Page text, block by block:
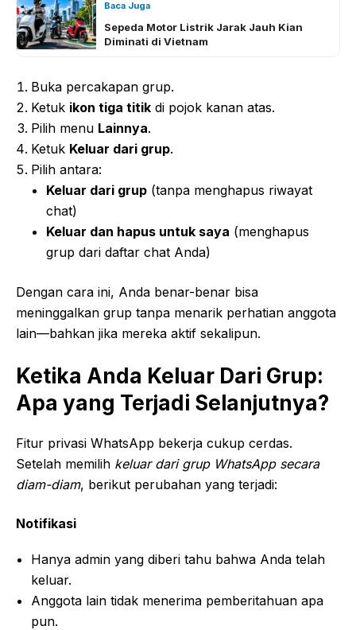
Baca Juga
Sepeda Motor Listrik Jarak Jauh Kian
Diminati di Vietnam
Buka percakapan grup.
Ketuk ikon tiga titik di pojok kanan atas.
Pilih menu Lainnya.
Ketuk Keluar dari grup.
Pilih antara:
Keluar dari grup (tanpa menghapus riwayat
chat)
Keluar dan hapus untuk saya (menghapus
grup dari daftar chat Anda)
Dengan cara ini, Anda benar-benar bisa
meninggalkan grup tanpa menarik perhatian anggota
lain—bahkan jika mereka aktif sekalipun.
Ketika Anda Keluar Dari Grup:
Apa yang Terjadi Selanjutnya?
Fitur privasi WhatsApp bekerja cukup cerdas.
Setelah memilih keluar dari grup WhatsApp secara
diam-diam, berikut perubahan yang terjadi:
Notifikasi
Hanya admin yang diberi tahu bahwa Anda telah
keluar.
Anggota lain tidak menerima pemberitahuan apa
pun.